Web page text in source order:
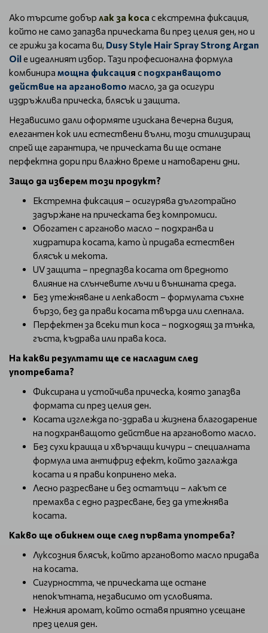
Ако търсите добър лак за коса с екстремна фиксация,
който не само запазва прическата ви през целия ден, но и
се грижи за косата ви, Dusy Style Hair Spray Strong Argan
Oilе идеалният избор. Тази професионална формула
комбинира мощна фиксация с подхранващото
действие на аргановото масло, за да осигури
издръжлива прическа, блясък и защита.
Независимо дали оформяте изискана вечерна визия,
елегантен кок или естествени вълни, този стилизиращ
спрей ще гарантира, че прическата ви ще остане
перфектна дори при влажно време и натоварени дни.
Защо да изберем този продукт?
Екстремна фиксация – осигурява дълготрайно
задържане на прическата без компромиси.
Обогатен с арганово масло – подхранва и
хидратира косата, като ѝ придава естествен
блясък и мекота.
UV защита – предпазва косата от вредното
влияние на слънчевите лъчи и външната среда.
Без утежняване и лепкавост – формулата съхне
бързо, без да прави косата твърда или слепнала.
Перфектен за всеки тип коса – подходящ за тънка,
гъста, къдрава или права коса.
На какви резултати ще се насладим след
употребата?
Фиксирана и устойчива прическа, която запазва
формата си през целия ден.
Косата изглежда по-здрава и жизнена благодарение
на подхранващото действие на аргановото масло.
Без сухи краища и хвърчащи кичури – специалната
формула има антифриз ефект, който заглажда
косата и я прави копринено мека.
Лесно разресване и без остатъци – лакът се
премахва с едно разресване, без да утежнява
косата.
Какво ще обикнем още след първата употреба?
Луксозния блясък, който аргановото масло придава
на косата.
Сигурността, че прическата ще остане
непокътната, независимо от условията.
Нежния аромат, който оставя приятно усещане
през целия ден.